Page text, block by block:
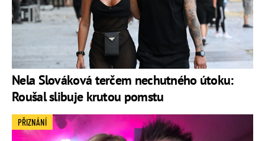
Nela Slováková terčem nechutného útoku:
Roušal slibuje krutou pomstu
PŘIZNÁNÍ